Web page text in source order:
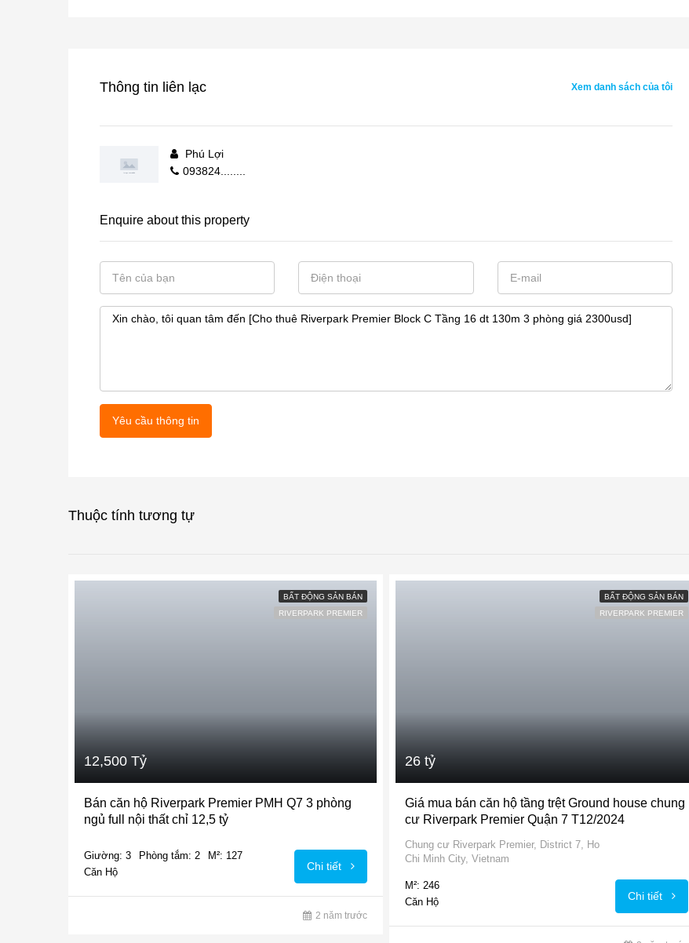
Thông tin liên lạc Xem danh sách của tôi
Phú Lợi
093824........
Enquire about this property
Yêu cầu thông tin
Thuộc tính tương tự
BẤT ĐỘNG SẢN BÁN
RIVERPARK PREMIER
12,500 Tỷ
Bán căn hộ Riverpark Premier PMH Q7 3 phòng
ngủ full nội thất chỉ 12,5 tỷ
Giường: 3 Phòng tắm: 2
M²: 127
Căn Hộ
Chi tiết
2 năm trước
BẤT ĐỘNG SẢN BÁN
RIVERPARK PREMIER
26 tỷ
Giá mua bán căn hộ tầng trệt Ground house chung
cư Riverpark Premier Quận 7 T12/2024
Chung cư Riverpark Premier, District 7, Ho
Chi Minh City, Vietnam
M²: 246
Căn Hộ
Chi tiết